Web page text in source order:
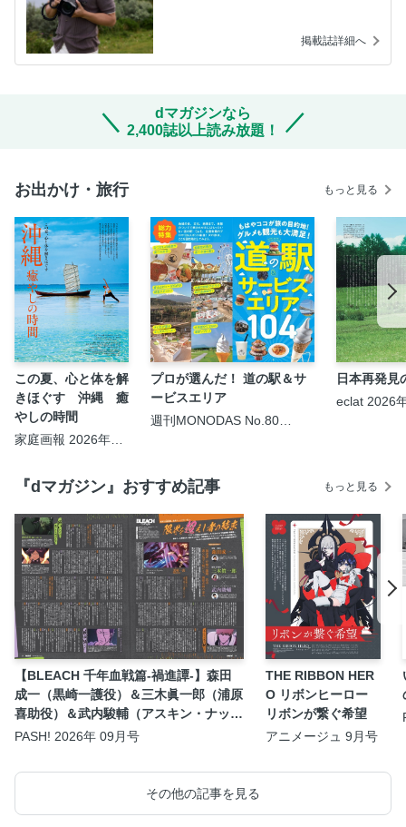
掲載誌詳細へ
dマガジンなら
2,400誌以上読み放題！
お出かけ・旅行 もっと見る
この夏、心と体を解
きほぐす 沖縄 癒
やしの時間
家庭画報 2026年09
プロが選んだ！ 道の駅＆サ
ービスエリア
週刊MONODAS No.80
日本再発見
eclat 2026
『dマガジン』おすすめ記事 もっと見る
【BLEACH 千年血戦篇-禍進譚-】森田
成一（黒崎一護役）＆三木眞一郎（浦原
喜助役）＆武内駿輔（アスキン・ナック
ルヴァール役）座談会
PASH! 2026年 09月号
THE RIBBON HER
O リボンヒーロー
リボンが繋ぐ希望
アニメージュ 9月号
その他の記事を見る